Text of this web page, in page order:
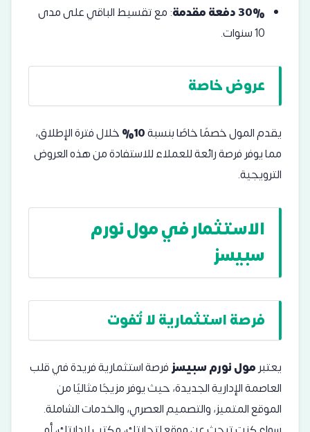
30% دفعة مقدمة
: مع تقسيط الباقي على مدى
10 سنوات.
عروض خاصة
يقدم المول خصمًا خاصًا بنسبة10%
خلال فترة الإطلاق،
مما يوفر فرصة رائعة للعملاء للاستفادة من هذه العروض
الترويجية.
الاستثمار في مول نورم
سبيسز
فرصة استثمارية لا تُفوت
يعتبرمول نورم سبيسزفرصة استثمارية فريدة في قلب
العاصمة الإدارية الجديدة، حيث يوفر مزيجًا مثاليًا من
الموقع المتميز، والتصميم العصري، والخدمات الشاملة.